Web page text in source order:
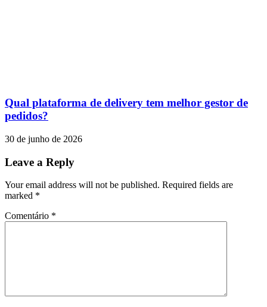
Qual plataforma de delivery tem melhor gestor de
pedidos?
30 de junho de 2026
Leave a Reply
Your email address will not be published. Required fields are
marked *
Comentário *